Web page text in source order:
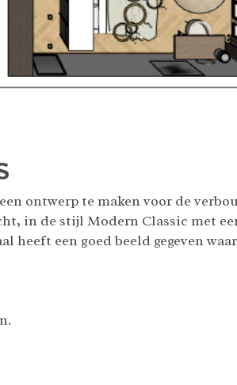
ontwerp te maken voor de
in de stijl Modern Classic met
heeft een goed beeld gegeven